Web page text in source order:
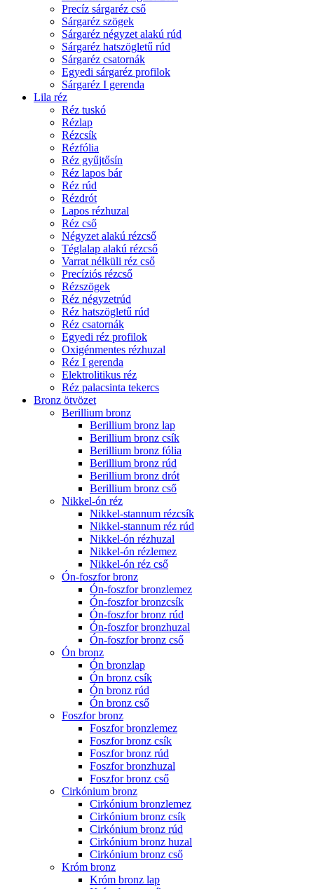
Precíz sárgaréz cső
Sárgaréz szögek
Sárgaréz négyzet alakú rúd
Sárgaréz hatszögletű rúd
Sárgaréz csatornák
Egyedi sárgaréz profilok
Sárgaréz I gerenda
Lila réz
Réz tuskó
Rézlap
Rézcsík
Rézfólia
Réz gyűjtősín
Réz lapos bár
Réz rúd
Rézdrót
Lapos rézhuzal
Réz cső
Négyzet alakú rézcső
Téglalap alakú rézcső
Varrat nélküli réz cső
Precíziós rézcső
Rézszögek
Réz négyzetrúd
Réz hatszögletű rúd
Réz csatornák
Egyedi réz profilok
Oxigénmentes rézhuzal
Réz I gerenda
Elektrolitikus réz
Réz palacsinta tekercs
Bronz ötvözet
Berillium bronz
Berillium bronz lap
Berillium bronz csík
Berillium bronz fólia
Berillium bronz rúd
Berillium bronz drót
Berillium bronz cső
Nikkel-ón réz
Nikkel-stannum rézcsík
Nikkel-stannum réz rúd
Nikkel-ón rézhuzal
Nikkel-ón rézlemez
Nikkel-ón réz cső
Ón-foszfor bronz
Ón-foszfor bronzlemez
Ón-foszfor bronzcsík
Ón-foszfor bronz rúd
Ón-foszfor bronzhuzal
Ón-foszfor bronz cső
Ón bronz
Ón bronzlap
Ón bronz csík
Ón bronz rúd
Ón bronz cső
Foszfor bronz
Foszfor bronzlemez
Foszfor bronz csík
Foszfor bronz rúd
Foszfor bronzhuzal
Foszfor bronz cső
Cirkónium bronz
Cirkónium bronzlemez
Cirkónium bronz csík
Cirkónium bronz rúd
Cirkónium bronz huzal
Cirkónium bronz cső
Króm bronz
Króm bronz lap